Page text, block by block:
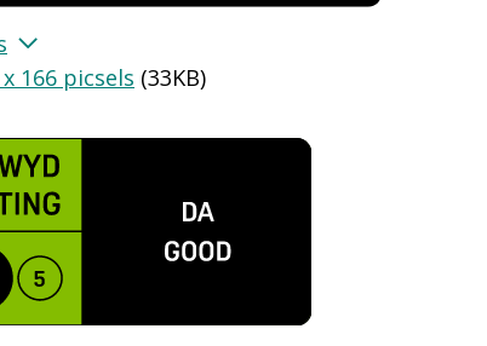
166 picsels (33KB)